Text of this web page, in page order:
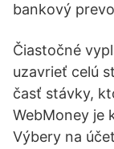
bankový
Čiastočné
uzavrieť celú
časť stávky,
WebMoney je
Výbery na